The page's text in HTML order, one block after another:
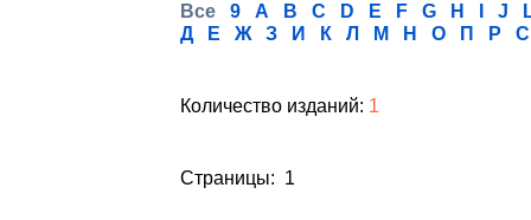
Все 9 A B C D E F G H J
Д
Е Ж З И К Л М Н О П Р С
Количество изданий: 1
Страницы: 1